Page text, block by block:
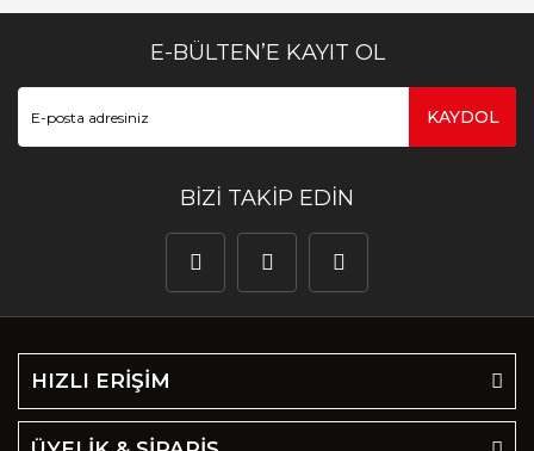
E-BÜLTEN’E KAYIT OL
KAYDOL
BİZİ TAKİP EDİN
HIZLI ERİŞİM